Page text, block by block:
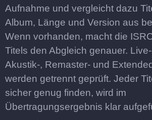
Aufnahme und vergleicht dazu
Album, Länge und Version aus
Wenn vorhanden, macht die
Titels den Abgleich genauer.
Akustik-, Remaster- und
werden getrennt geprüft. Jeder
sicher genug finden, wird im
Übertragungsergebnis klar